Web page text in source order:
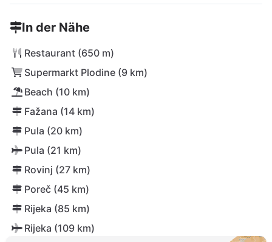
In der Nähe
Restaurant (650 m)
Supermarkt Plodine (9 km)
Beach (10 km)
Fažana (14 km)
Pula (20 km)
Pula (21 km)
Rovinj (27 km)
Poreč (45 km)
Rijeka (85 km)
Rijeka (109 km)